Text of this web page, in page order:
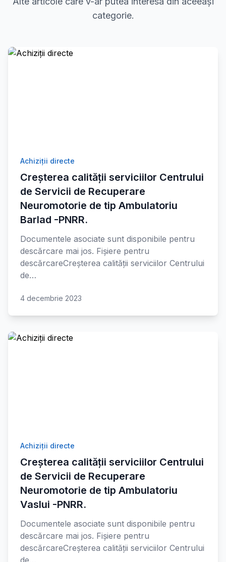
categorie.
Achiziții directe
Creșterea calității serviciilor Centrului
de Servicii de Recuperare
Neuromotorie de tip Ambulatoriu
Barlad -PNRR.
Documentele asociate sunt disponibile pentru
descărcare mai jos. Fișiere pentru
descărcareCreșterea calității serviciilor Centrului
de…
4 decembrie 2023
Achiziții directe
Creșterea calității serviciilor Centrului
de Servicii de Recuperare
Neuromotorie de tip Ambulatoriu
Vaslui -PNRR.
Documentele asociate sunt disponibile pentru
descărcare mai jos. Fișiere pentru
descărcareCreșterea calității serviciilor Centrului
de…